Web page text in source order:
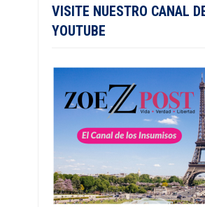
VISITE NUESTRO CANAL
YOUTUBE